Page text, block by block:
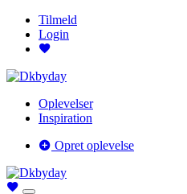
Tilmeld
Login
Oplevelser
Inspiration
Opret oplevelse